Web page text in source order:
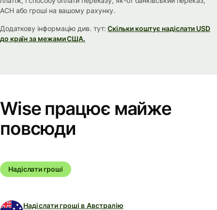
ACH або гроші на вашому рахунку.
Додаткову інформацію див. тут:Скільки коштує надіслати USD
до країн за межами США.
Wise працює майже
повсюди
Надіслати гроші
Надіслати гроші в Австралію